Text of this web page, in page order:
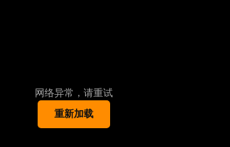
网络异常，请重试
重新加载